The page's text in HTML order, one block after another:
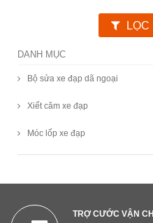
LỌC
DANH MỤC
Bộ sửa xe đạp dã ngoại
Xiết căm xe đạp
Móc lốp xe đạp
TRỢ CƯỚC VẬN